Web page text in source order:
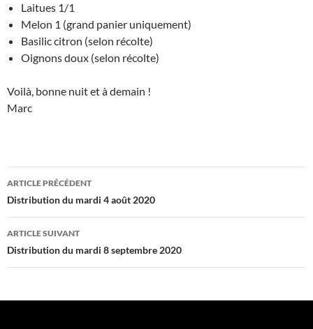
Laitues 1/1
Melon 1 (grand panier uniquement)
Basilic citron (selon récolte)
Oignons doux (selon récolte)
Voilà, bonne nuit et à demain !
Marc
Navigation
des
articles
ARTICLE PRÉCÉDENT
Distribution du mardi 4 août 2020
ARTICLE SUIVANT
Distribution du mardi 8 septembre 2020